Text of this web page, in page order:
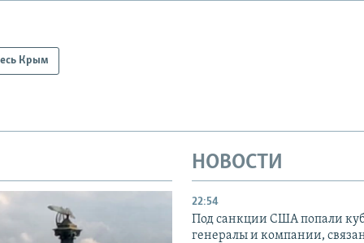
Крым
НОВОСТИ
22:54
Под санкции США попали
генералы и компании,